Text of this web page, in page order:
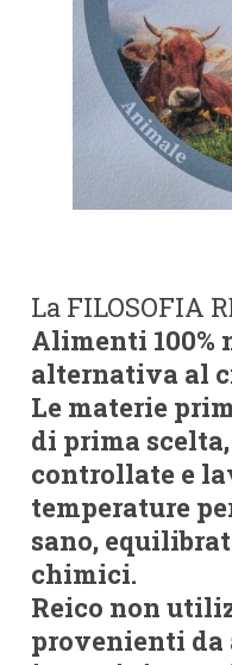
La FILOSOFIA
Alimenti 100%
alternativa al
Le materie
di prima
controllate e
temperature
sano,
chimici.
Reico non
provenienti